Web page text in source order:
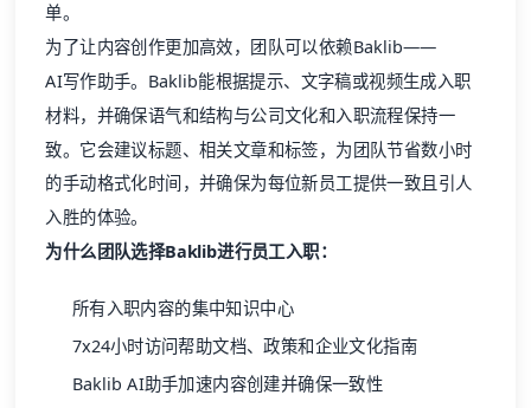
单。
为了让内容创作更加高效，团队可以依赖Baklib——
AI写作助手。Baklib能根据提示、文字稿或视频生成入职
材料，并确保语气和结构与公司文化和入职流程保持一
致。它会建议标题、相关文章和标签，为团队节省数小时
的手动格式化时间，并确保为每位新员工提供一致且引人
入胜的体验。
为什么团队选择Baklib进行员工入职：
所有入职内容的集中知识中心
7x24小时访问帮助文档、政策和企业文化指南
Baklib AI助手加速内容创建并确保一致性